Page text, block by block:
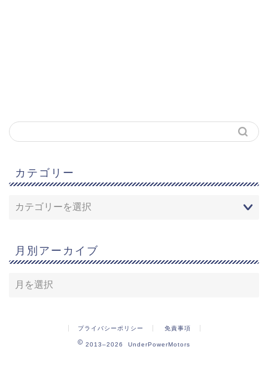
カテゴリー
月別アーカイブ
プライバシーポリシー 免責事項
2013–2026 UnderPowerMotors